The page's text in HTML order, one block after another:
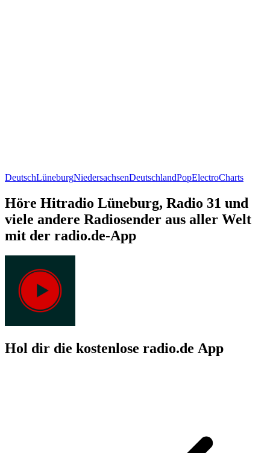
DeutschLüneburgNiedersachsenDeutschlandPopElectroCharts
Höre Hitradio Lüneburg, Radio 31 und
viele andere Radiosender aus aller Welt
mit der radio.de-App
Hol dir die kostenlose radio.de App